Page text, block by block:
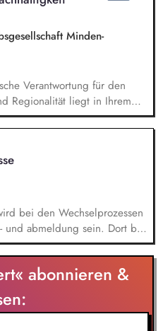
Minden-
Verantwortung für den
Regionalität liegt in Ihrem
bringen Sie aktiv ein,
mit und treiben die
Bereichs mit analytischem
Impulse für ein
dabei sicher, dass
und
werden. Sie
Sortimentsentwicklungen und
ab. Potenziale für
Sortimente
deren Umsetzung.
bei den Wechselprozessen
und abmeldung sein. Dort bist
Bearbeitung aller anfallenden
mit Marktpartnern, den
Fachbereichen klärst du
Lösungen. Du bist der
und
abonnieren &